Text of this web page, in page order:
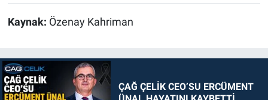
Kaynak: Özenay Kahriman
ÇAĞ ÇELİK CEO’SU ERCÜMENT